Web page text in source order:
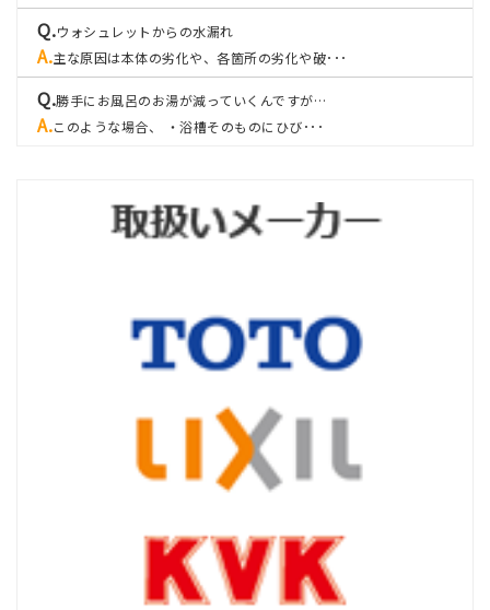
ウォシュレットからの水漏れ
主な原因は本体の劣化や、各箇所の劣化や破･･･
勝手にお風呂のお湯が減っていくんですが…
このような場合、 ・浴槽そのものにひび･･･